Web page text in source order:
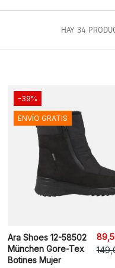
HAY 34
Ara Shoes 12-58502
München Gore-Tex
Botines Mujer
-39%
ENVÍO GRATIS